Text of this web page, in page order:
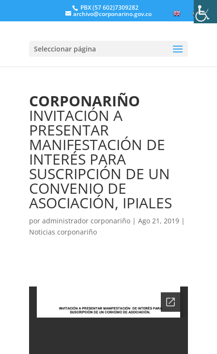
PBX (57 602)7309282
archivo@corponarino.gov.co
Seleccionar página
CORPONARIÑO
INVITACIÓN A
PRESENTAR
MANIFESTACIÓN DE
INTERÉS PARA
SUSCRIPCIÓN DE UN
CONVENIO DE
ASOCIACIÓN, IPIALES
por administrador corponariño| Ago 21, 2019|
Noticias corponariño
ES